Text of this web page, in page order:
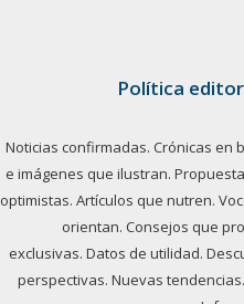
Política
Noticias confirmadas. Crónicas en
e imágenes que ilustran.
optimistas. Artículos que nutren.
orientan. Consejos que
exclusivas. Datos de utilidad.
perspectivas. Nuevas